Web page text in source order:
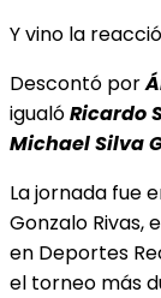
Y vino la
Descontó por
igualóRicardo
Michael Silva
La jornada fue
Gonzalo Rivas,
en Deportes
el torneo más